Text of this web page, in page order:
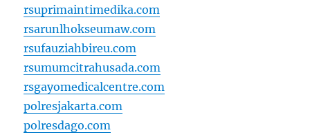
rsuprimaintimedika.com
rsarunlhokseumaw.com
rsufauziahbireu.com
rsumumcitrahusada.com
rsgayomedicalcentre.com
polresjakarta.com
polresdago.com